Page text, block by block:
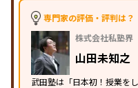
専門家の評価・評判は？
株式会社私塾界
山田未知之
武田塾は「日本初！授業を